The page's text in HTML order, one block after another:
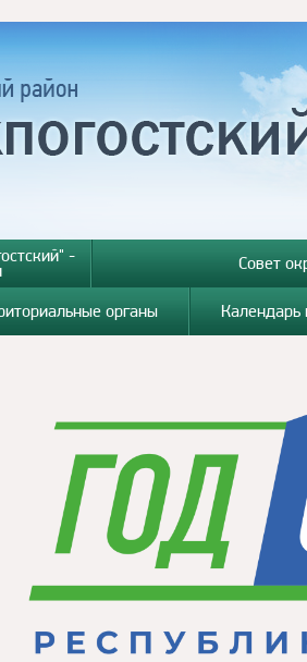
- Совет
органы Календарь